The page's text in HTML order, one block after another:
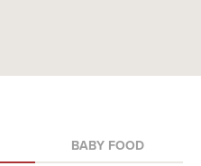
BABY FOOD